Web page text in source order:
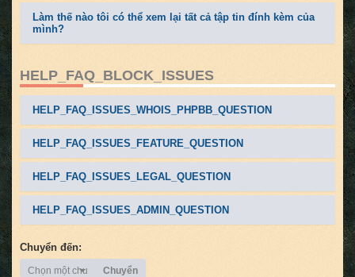
Làm thế nào tôi có thể xem lại tất cả tập tin đính kèm của
mình?
HELP_FAQ_BLOCK_ISSUES
HELP_FAQ_ISSUES_WHOIS_PHPBB_QUESTION
HELP_FAQ_ISSUES_FEATURE_QUESTION
HELP_FAQ_ISSUES_LEGAL_QUESTION
HELP_FAQ_ISSUES_ADMIN_QUESTION
Chuyển đến:
Chọn một chuyên mục
Chuyển